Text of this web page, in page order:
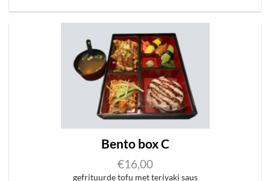
Bento box C
€16,00
gefrituurde tofu met teriyaki saus